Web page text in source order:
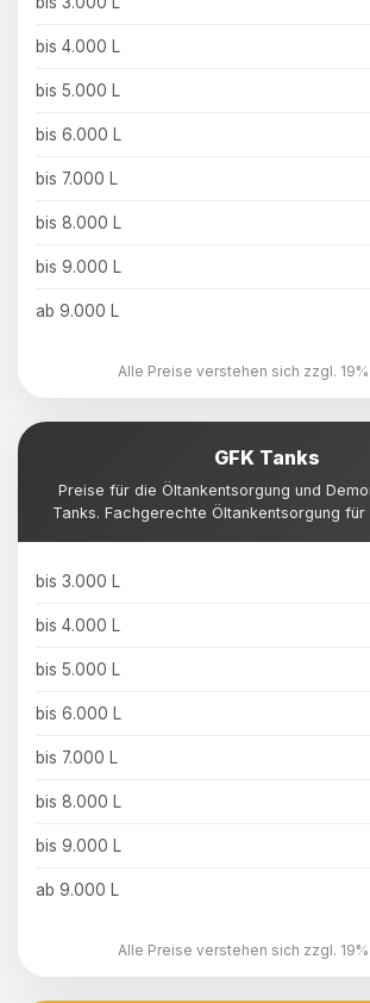
bis 4.000 L
bis 5.000 L
bis 6.000 L
bis 7.000 L
bis 8.000 L
bis 9.000 L
ab 9.000 L
Alle Preise verstehen sich zzgl.
GFK Tanks
Preise für die Öltankentsorgung und
Tanks. Fachgerechte Öltankentsorgung für
bis 3.000 L
bis 4.000 L
bis 5.000 L
bis 6.000 L
bis 7.000 L
bis 8.000 L
bis 9.000 L
ab 9.000 L
Alle Preise verstehen sich zzgl.